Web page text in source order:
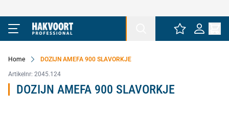
Ga naar de inhoud
Home DOZIJN AMEFA 900 SLAVORKJE
Artikelnr: 2045.124
DOZIJN AMEFA 900 SLAVORKJE